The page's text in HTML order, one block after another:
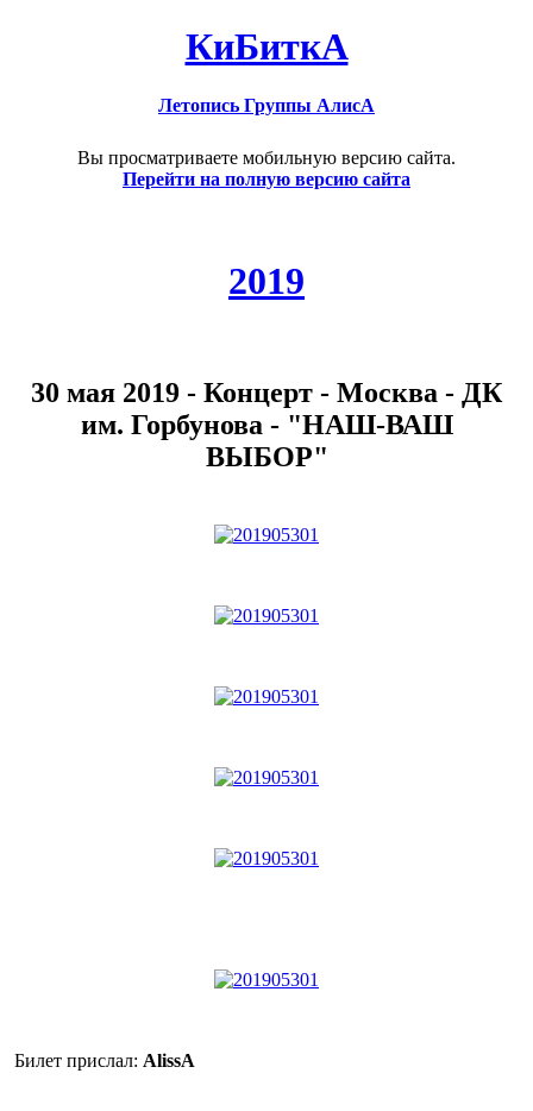
КиБиткА
Летопись Группы АлисА
Вы просматриваете мобильную версию сайта.
Перейти на полную версию сайта
2019
30 мая 2019 - Концерт - Москва - ДК
им. Горбунова - "НАШ-ВАШ
ВЫБОР"
Билет прислал: AlissA